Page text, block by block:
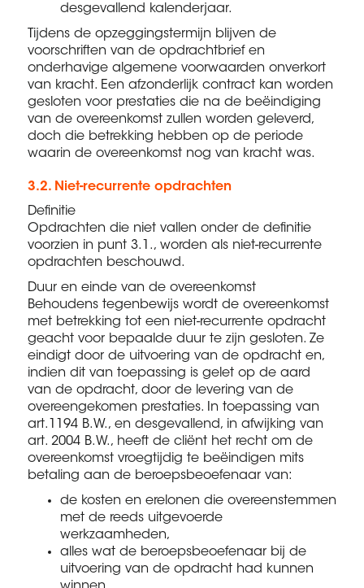
desgevallend kalenderjaar.
Tijdens de opzeggingstermijn blijven de
voorschriften van de opdrachtbrief en
onderhavige algemene voorwaarden onverkort
van kracht. Een afzonderlijk contract kan worden
gesloten voor prestaties die na de beëindiging
van de overeenkomst zullen worden geleverd,
doch die betrekking hebben op de periode
waarin de overeenkomst nog van kracht was.
3.2. Niet-recurrente opdrachten
Definitie
Opdrachten die niet vallen onder de definitie
voorzien in punt 3.1., worden als niet-recurrente
opdrachten beschouwd.
Duur en einde van de overeenkomst
Behoudens tegenbewijs wordt de overeenkomst
met betrekking tot een niet-recurrente opdracht
geacht voor bepaalde duur te zijn gesloten. Ze
eindigt door de uitvoering van de opdracht en,
indien dit van toepassing is gelet op de aard
van de opdracht, door de levering van de
overeengekomen prestaties. In toepassing van
art.1194 B.W., en desgevallend, in afwijking van
art. 2004 B.W., heeft de cliënt het recht om de
overeenkomst vroegtijdig te beëindigen mits
betaling aan de beroepsbeoefenaar van:
de kosten en erelonen die overeenstemmen
met de reeds uitgevoerde
werkzaamheden,
alles wat de beroepsbeoefenaar bij de
uitvoering van de opdracht had kunnen